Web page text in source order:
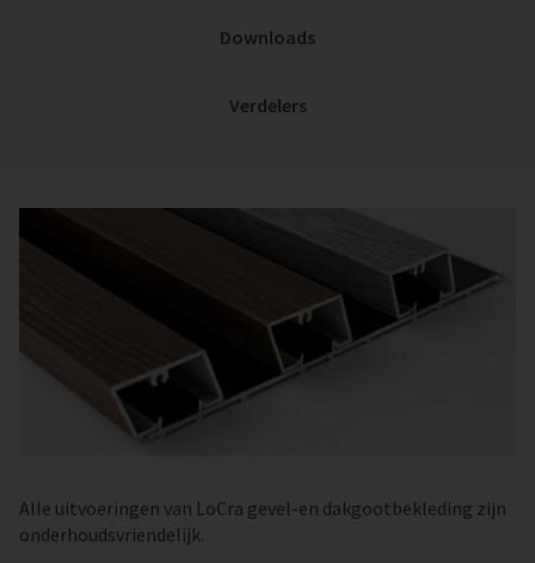
Downloads
Verdelers
Alle uitvoeringen van LoCra gevel-en dakgootbekleding zijn
onderhoudsvriendelijk.